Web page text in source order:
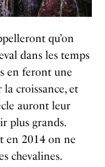
qu’on
dans les temps
en feront une
croissance, et
auront leur
plus grands.
en 2014 on ne
chevalines.